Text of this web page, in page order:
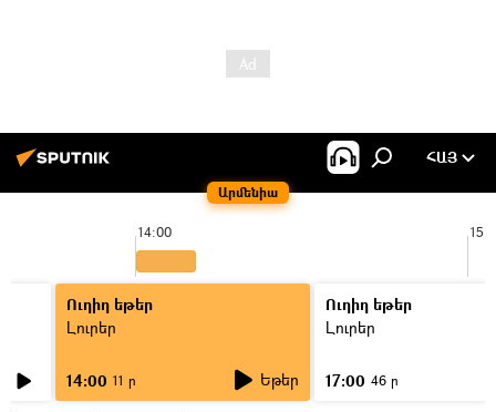
Արմենիա
ՀԱՅ
14:00
Ուղիղ եթեր
Լուրեր
14:00 11 ր Եթեր
Ուղիղ եթեր
Լուրեր
17:00 46 ր